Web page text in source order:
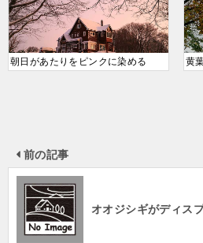
朝日があたりをピンクに染める 黄
前の記事
オオジシギがディス